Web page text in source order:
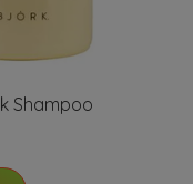
Shampoo